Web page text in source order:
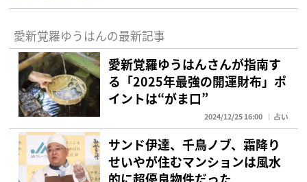
愛新覚羅ゆうはんの最新記事
愛新覚羅ゆうはんさんが指南す
る「2025年最強の開運財布」ポ
イントは“がま口”
2024/12/25 16:00 占い
サンド伊達、千鳥ノブ、霜降り
せいやが住むマンションは風水
的に超優良物件だった